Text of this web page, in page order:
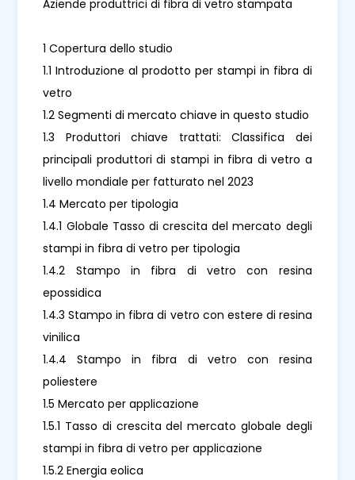
Aziende produttrici di fibra di vetro stampata
1 Copertura dello studio
1.1 Introduzione al prodotto per stampi in fibra di
vetro
1.2 Segmenti di mercato chiave in questo studio
1.3 Produttori chiave trattati: Classifica dei
principali produttori di stampi in fibra di vetro a
livello mondiale per fatturato nel 2023
1.4 Mercato per tipologia
1.4.1 Globale Tasso di crescita del mercato degli
stampi in fibra di vetro per tipologia
1.4.2 Stampo in fibra di vetro con resina
epossidica
1.4.3 Stampo in fibra di vetro con estere di resina
vinilica
1.4.4 Stampo in fibra di vetro con resina
poliestere
1.5 Mercato per applicazione
1.5.1 Tasso di crescita del mercato globale degli
stampi in fibra di vetro per applicazione
1.5.2 Energia eolica